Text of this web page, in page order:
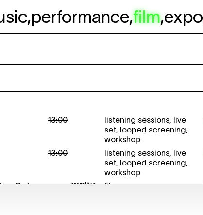
,performance,film,expo
13:00 listening sessions, live
set, looped screening,
workshop
13:00 listening sessions, live
set, looped screening,
workshop
— Out
première
film